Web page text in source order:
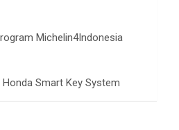
Michelin4Indonesia
Smart Key System